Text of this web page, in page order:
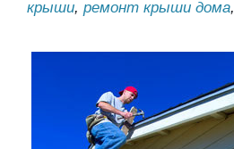
крыши, ремонт крыши дома,